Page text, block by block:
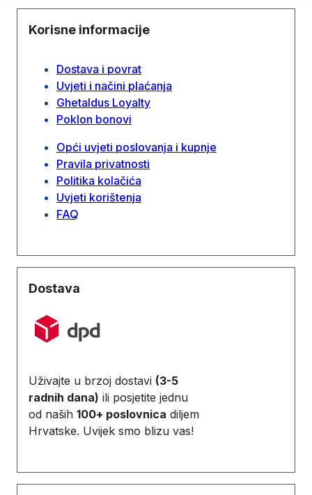
Korisne informacije
Dostava i povrat
Uvjeti i načini plaćanja
Ghetaldus Loyalty
Poklon bonovi
Opći uvjeti poslovanja i kupnje
Pravila privatnosti
Politika kolačića
Uvjeti korištenja
FAQ
Dostava
Uživajte u brzoj dostavi (3-5
radnih dana) ili posjetite jednu
od naših 100+ poslovnica diljem
Hrvatske. Uvijek smo blizu vas!